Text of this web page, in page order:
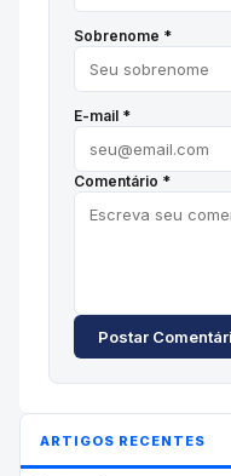
Sobrenome *
E-mail *
Comentário *
Postar
ARTIGOS RECENTES